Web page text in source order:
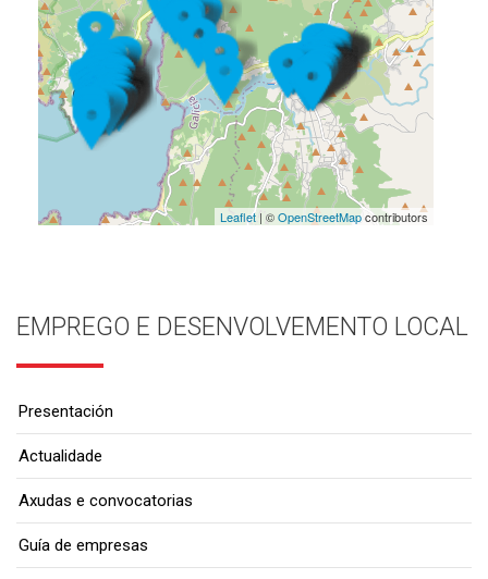
Leaflet| ©OpenStreetMapcontributors
EMPREGO E DESENVOLVEMENTO LOCAL
Presentación
Actualidade
Axudas e convocatorias
Guía de empresas